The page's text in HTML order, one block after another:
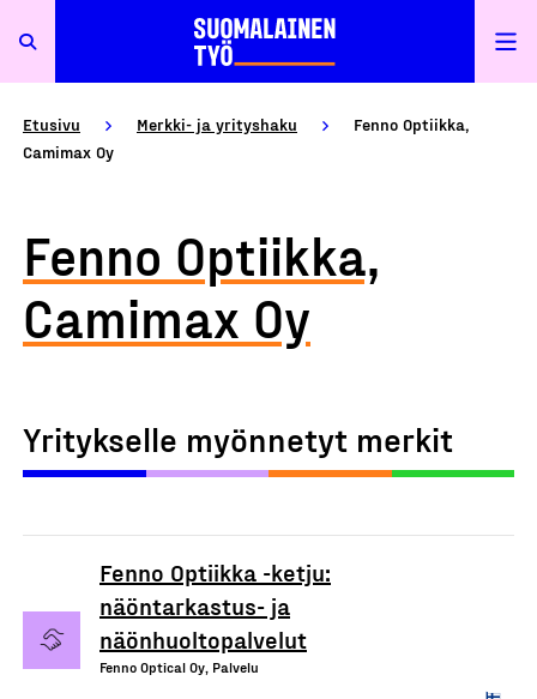
Etusivu Merkki- ja yrityshaku
Fenno Optiikka,
Camimax Oy
Fenno Optiikka,
Camimax Oy
Yritykselle myönnetyt merkit
Fenno Optiikka -ketju:
näöntarkastus- ja
näönhuoltopalvelut
Fenno Optical Oy, Palvelu